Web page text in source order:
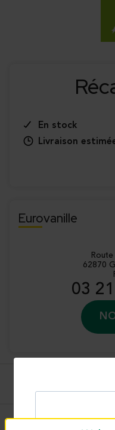
grains. Fabriqué à partir
rigoureusement
En stock
Livraison
Eurovanille
62870
03
Conseils